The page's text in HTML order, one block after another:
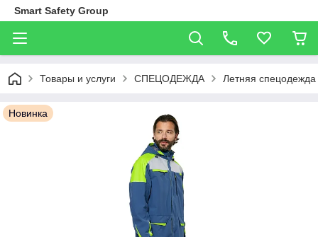
Smart Safety Group
Товары и услуги СПЕЦОДЕЖДА Летняя спецодежда
Новинка